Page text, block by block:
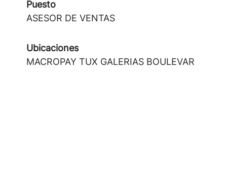
Puesto
ASESOR DE VENTAS
Ubicaciones
MACROPAY TUX GALERIAS BOULEVAR